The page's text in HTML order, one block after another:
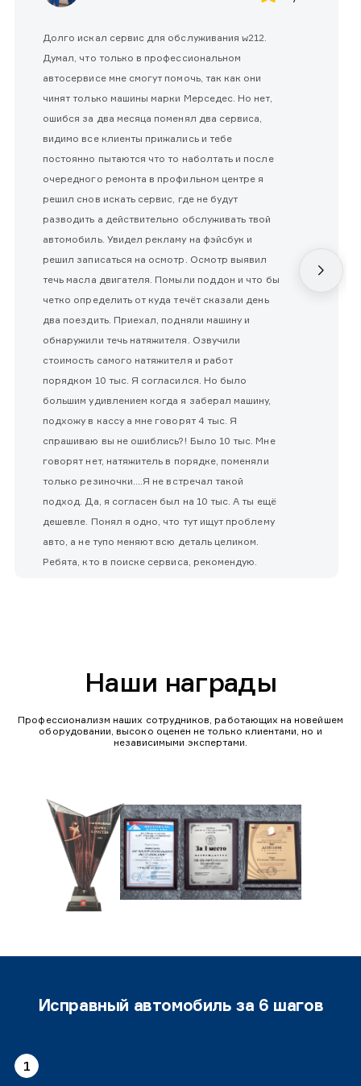
Долго искал сервис для обслуживания w212.
Думал, что только в профессиональном
автосервисе мне смогут помочь, так как они
чинят только машины марки Мерседес. Но нет,
ошибся за два месяца поменял два сервиса,
видимо все клиенты прижались и тебе
постоянно пытаются что то наболтать и после
очередного ремонта в профильном центре я
решил снов искать сервис, где не будут
разводить а действительно обслуживать твой
автомобиль. Увидел рекламу на фэйсбук и
решил записаться на осмотр. Осмотр выявил
течь масла двигателя. Помыли поддон и что бы
четко определить от куда течёт сказали день
два поездить. Приехал, подняли машину и
обнаружили течь натяжителя. Озвучили
стоимость самого натяжителя и работ
порядком 10 тыс. Я согласился. Но было
большим удивлением когда я заберал машину,
подхожу в кассу а мне говорят 4 тыс. Я
спрашиваю вы не ошиблись?! Было 10 тыс. Мне
говорят нет, натяжитель в порядке, поменяли
только резиночки....Я не встречал такой
подход. Да, я согласен был на 10 тыс. А ты ещё
дешевле. Понял я одно, что тут ищут проблему
авто, а не тупо меняют всю деталь целиком.
Ребята, кто в поиске сервиса, рекомендую.
Наши награды
Профессионализм наших сотрудников, работающих на новейшем
оборудовании, высоко оценен не только клиентами, но и
независимыми экспертами.
Исправный автомобиль за 6 шагов
1